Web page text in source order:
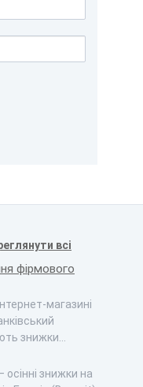
всі
фірмового
магазині
знижки…
осінні знижки на